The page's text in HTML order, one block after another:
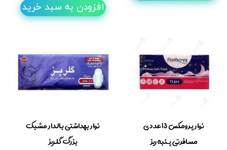
افزودن به سبد خرید
نوار پرومکس 13عددی
مسافرتی پنبه ریز
نوار بهداشتی بالدار مشبک
بزرگ گلریز